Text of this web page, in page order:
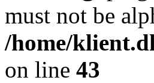
must not be
/home/
on line 43